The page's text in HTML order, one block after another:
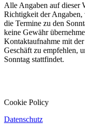
Alle Angaben auf dieser
Richtigkeit der Angaben,
die Termine zu den
keine Gewähr
Kontaktaufnahme mit
Geschäft zu empfehlen,
Sonntag stattfindet.
Cookie Policy
Datenschutz